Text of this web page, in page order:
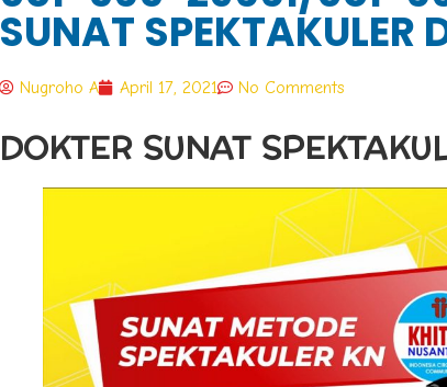
SUNAT SPEKTAKULER
Nugroho A April 17, 2021 No Comments
DOKTER SUNAT